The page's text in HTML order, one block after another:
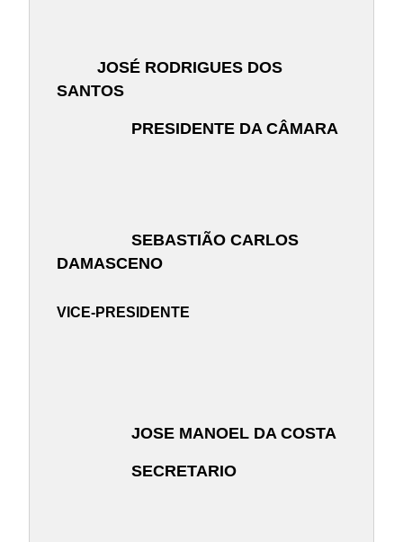
JOSÉ RODRIGUES DOS
SANTOS
PRESIDENTE DA CÂMARA
SEBASTIÃO CARLOS
DAMASCENO
VICE-PRESIDENTE
JOSE MANOEL DA COSTA
SECRETARIO